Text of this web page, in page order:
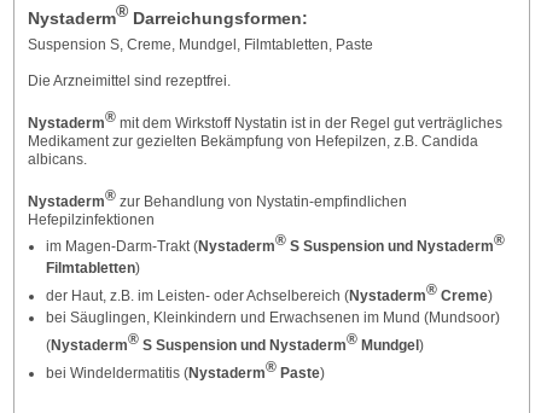
Nystaderm®Darreichungsformen:
Suspension S, Creme, Mundgel, Filmtabletten, Paste
Die Arzneimittel sind rezeptfrei.
Nystaderm® mit dem Wirkstoff Nystatin ist in der Regel gut verträgliches
Medikament zur gezielten Bekämpfung von Hefepilzen, z.B. Candida
albicans.
Nystaderm®zur Behandlung von Nystatin-empfindlichen
Hefepilzinfektionen
im Magen-Darm-Trakt (Nystaderm®S Suspension und Nystaderm®
Filmtabletten)
der Haut, z.B. im Leisten- oder Achselbereich (Nystaderm®Creme)
bei Säuglingen, Kleinkindern und Erwachsenen im Mund (Mundsoor)
(Nystaderm®S Suspension und Nystaderm®Mundgel )
bei Windeldermatitis (Nystaderm®Paste)